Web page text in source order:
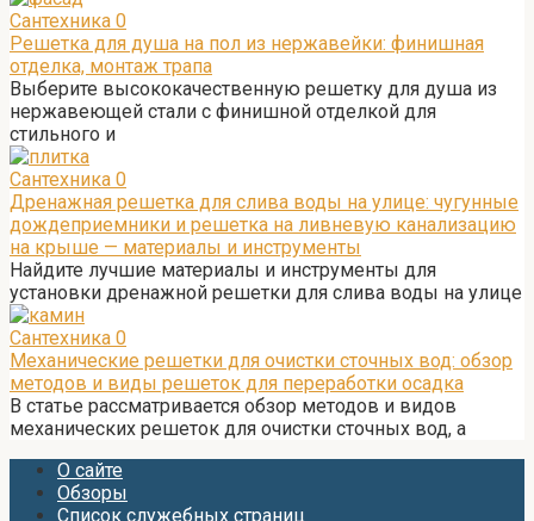
Сантехника 0
Решетка для душа на пол из нержавейки: финишная
отделка, монтаж трапа
Выберите высококачественную решетку для душа из
нержавеющей стали с финишной отделкой для
стильного и
Сантехника 0
Дренажная решетка для слива воды на улице: чугунные
дождеприемники и решетка на ливневую канализацию
на крыше — материалы и инструменты
Найдите лучшие материалы и инструменты для
установки дренажной решетки для слива воды на улице
Сантехника 0
Механические решетки для очистки сточных вод: обзор
методов и виды решеток для переработки осадка
В статье рассматривается обзор методов и видов
механических решеток для очистки сточных вод, а
О сайте
Обзоры
Список служебных страниц